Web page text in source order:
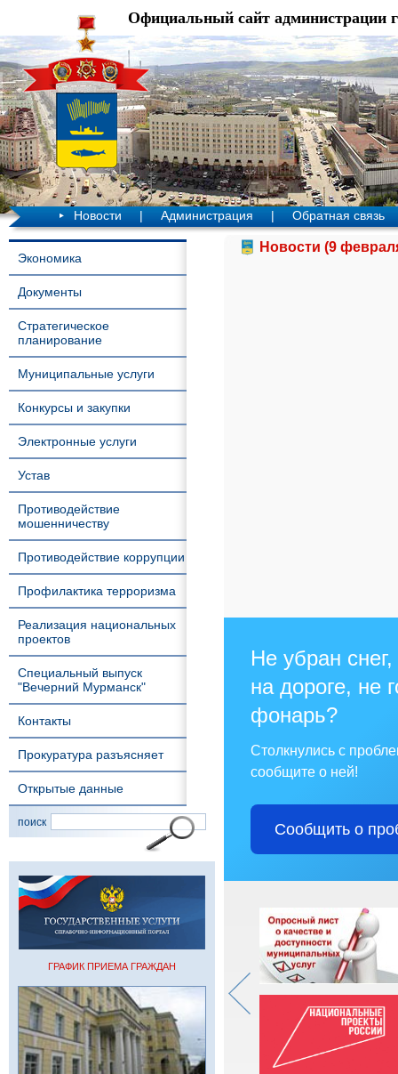
Официальный сайт администрации
Новости | Администрация | Обратная связь
Экономика
Документы
Стратегическое
планирование
Муниципальные услуги
Конкурсы и закупки
Электронные услуги
Устав
Противодействие
мошенничеству
Противодействие коррупции
Профилактика терроризма
Реализация национальных
проектов
Специальный выпуск
"Вечерний Мурманск"
Контакты
Прокуратура разъясняет
Открытые данные
поиск
ГРАФИК ПРИЕМА ГРАЖДАН
Новости (9
Не убран
на дороге, не
фонарь?
Столкнулись с
сообщите о ней!
Сообщить о